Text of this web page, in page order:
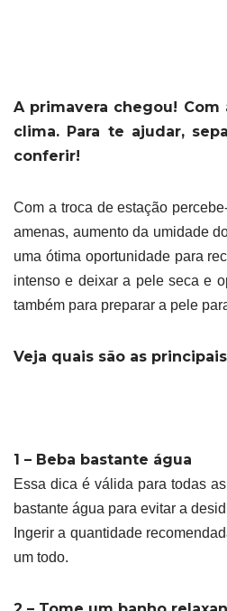
A primavera chegou!
clima. Para te ajudar,
conferir!
Com a troca de estação
amenas, aumento da umidade
uma ótima oportunidade para
intenso e deixar a pele seca e
também para preparar a pele
Veja quais são as
1 – Beba bastante água
Essa dica é válida para todas
bastante água para evitar a
Ingerir a quantidade
um todo.